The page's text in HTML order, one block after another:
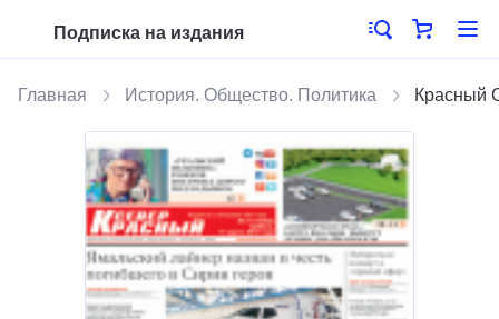
Подписка на издания
Главная История. Общество. Политика Красный